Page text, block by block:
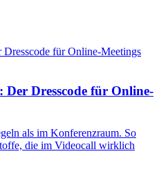
Dresscode für Online-
als im Konferenzraum. So
die im Videocall wirklich